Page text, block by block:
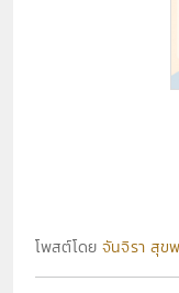
โพสต์โดย จันจิรา สุข